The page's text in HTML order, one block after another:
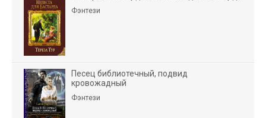
Фэнтези
Песец библиотечный, подвид
кровожадный
Фэнтези